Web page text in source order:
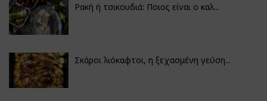
Ρακή ή τσικουδιά: Ποιος είναι ο καλ...
Σκάροι λιόκαφτοι, η ξεχασμένη γεύση...